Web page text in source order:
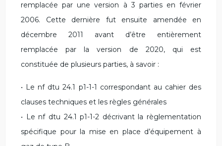
remplacée par une version à 3 parties en février
2006. Cette dernière fut ensuite amendée en
décembre 2011 avant d’être entièrement
remplacée par la version de 2020, qui est
constituée de plusieurs parties, à savoir :
• Le nf dtu 24.1 p1-1-1 correspondant au cahier des
clauses techniques et les règles générales
• Le nf dtu 24.1 p1-1-2 décrivant la règlementation
spécifique pour la mise en place d’équipement à